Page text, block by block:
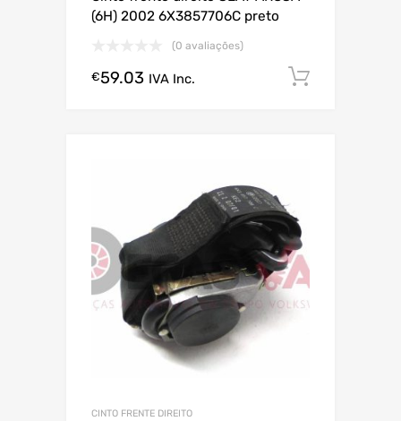
(6H) 2002 6X3857706C preto
(0 avaliações)
€59.03 IVA Inc.
CINTO FRENTE DIREITO